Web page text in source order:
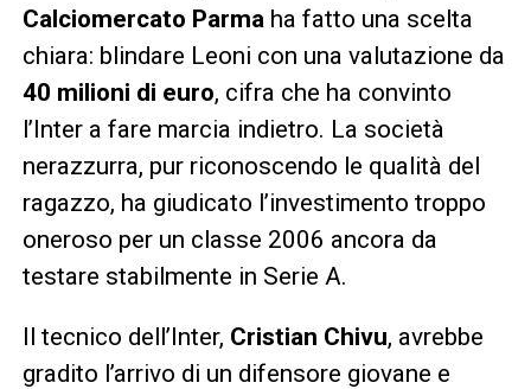
Calciomercato Parma ha fatto una scelta
chiara: blindare Leoni con una valutazione da
40 milioni di euro, cifra che ha convinto
l’Inter a fare marcia indietro. La società
nerazzurra, pur riconoscendo le qualità del
ragazzo, ha giudicato l’investimento troppo
oneroso per un classe 2006 ancora da
testare stabilmente in Serie A.
Il tecnico dell’Inter, Cristian Chivu, avrebbe
gradito l’arrivo di un difensore giovane e